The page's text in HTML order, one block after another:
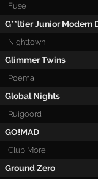
Fuse
G**ltier Junior Modern
Nighttown
Glimmer Twins
Poema
Global Nights
Ruigoord
GO!MAD
Club More
Ground Zero